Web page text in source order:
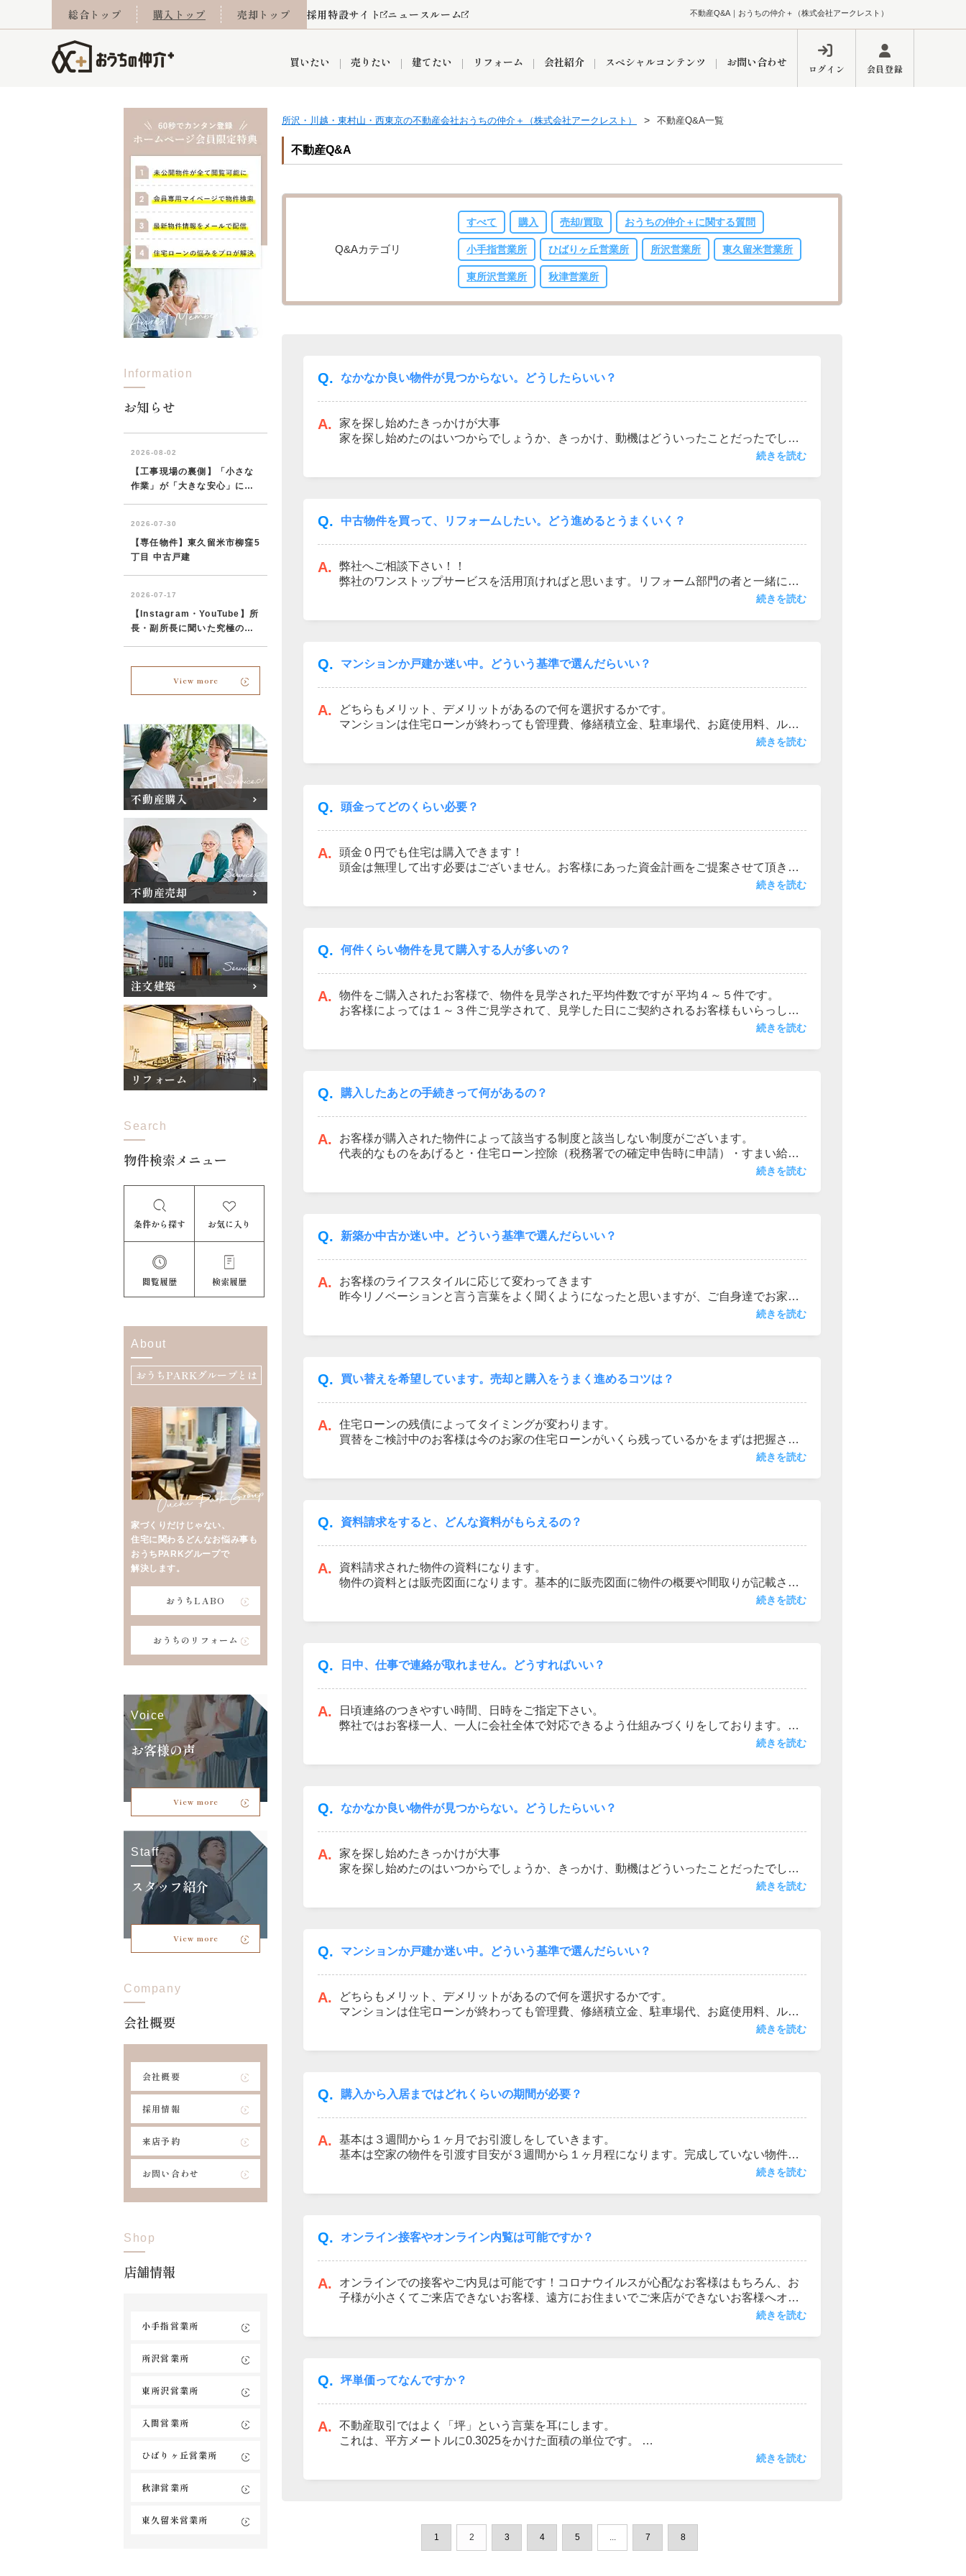
不動産Q&A｜おうちの仲介＋（株式会社アークレスト）
総合トップ 購入トップ 売却トップ 採用特設サイト ニュースルーム
買いたい
町名から探す
当社お預かり物件 グループ会社施工物件 リノベーション済み物件
今月の住宅ローン金利 当社提携金融機関 8代疾病保証付き住宅ローン 団体信用保険 購入するメリット
所沢市 川越市 狭山市 ふじみ野市 富士見市 志木市 新座市 朝霞市
東久留米市
売りたい
売却成功実績
住み替え 離婚 リースバック
西東京市 東久留米市 東村山市 入間市 狭山市 富士見市 新座市 清瀬市 練馬区
建てたい リフォーム
リフォーム事例
会社紹介
採用情報
小手指営業所 所沢営業所 ひばりケ丘営業所 秋津営業所 東久留米営業所
おうちLABO おうちのリフォーム おうちパークグループの強み
スペシャルコンテンツ
おうちパークくらぶ
お問い合わせ
売却査定依頼
ログイン 会員登録
所沢・川越・東村山・西東京の不動産会社おうちの仲介＋（株式会社アークレスト） 不動産Q&A一覧
不動産Q&A
Q&Aカテゴリ
すべて 購入 売却/買取 おうちの仲介＋に関する質問
小手指営業所 ひばりヶ丘営業所 所沢営業所 東久留米営業所
東所沢営業所 秋津営業所
Q. なかなか良い物件が見つからない。どうしたらいい？
A.
家を探し始めたきっかけが大事
家を探し始めたのはいつからでしょうか、きっかけ、動機はどういったことだったでしょ
うか。原点を思い返すことが方向性を決めていくには大切です。又、物件と物件を見比べ
続きを読む
Q. 中古物件を買って、リフォームしたい。どう進めるとうまくいく？
A.
弊社へご相談下さい！！
弊社のワンストップサービスを活用頂ければと思います。リフォーム部門の者と一緒にお
話しをさせて頂きます。住宅ローンとリフォーム代金のローンを一緒に組みたい等のご相
続きを読む
Q. マンションか戸建か迷い中。どういう基準で選んだらいい？
A.
どちらもメリット、デメリットがあるので何を選択するかです。
マンションは住宅ローンが終わっても管理費、修繕積立金、駐車場代、お庭使用料、ルー
フバルコニー使用料等が掛かる代わりに防犯面や外観のお手入れへの意識は少なくて済み
ークレスト 所沢営業所ではマンションと戸建の比較の話からも相談させて頂ておりま
す。お気軽にお問合せ下さい。
続きを読む
Q. 頭金ってどのくらい必要？
A.
頭金０円でも住宅は購入できます！
頭金は無理して出す必要はございません。お客様にあった資金計画をご提案させて頂きま
す。又、契約時の手付金は現金で必要となります。詳細はお気軽にご相談ください。続きを読む
Q. 何件くらい物件を見て購入する人が多いの？
A.
物件をご購入されたお客様で、物件を見学された平均件数ですが 平均４～５件です。
お客様によっては１～３件ご見学されて、見学した日にご契約されるお客様もいらっしゃ
います。一方で１年近く沢山の物件をご見学いただき、ご契約されたお客様もいらっしゃ
続きを読む
Q. 購入したあとの手続きって何があるの？
A.
お客様が購入された物件によって該当する制度と該当しない制度がございます。
代表的なものをあげると・住宅ローン控除（税務署での確定申告時に申請）・すまい給付
金 （すまい給付金窓口での手続き又は、資料の郵送）・次世代住宅ポイント制度（国土
続きを読む
Q. 新築か中古か迷い中。どういう基準で選んだらいい？
A.
お客様のライフスタイルに応じて変わってきます
昨今リノベーションと言う言葉をよく聞くようになったと思いますが、ご自身達でお家の
リノベーションをして好みのお家を作っていくスタイルですと中古物件がオススメです。
続きを読む
Q. 買い替えを希望しています。売却と購入をうまく進めるコツは？
A.
住宅ローンの残債によってタイミングが変わります。
買替をご検討中のお客様は今のお家の住宅ローンがいくら残っているかをまずは把握され
た方がいいです。残りのローンの状況に応じてタイミングが異なります。購入先行ででき
続きを読む
Q. 資料請求をすると、どんな資料がもらえるの？
A.
資料請求された物件の資料になります。
物件の資料とは販売図面になります。基本的に販売図面に物件の概要や間取りが記載され
ております。他に平面図、立面図、配置図、測量図といった資料がございますが、そこま
続きを読む
Q. 日中、仕事で連絡が取れません。どうすればいい？
A.
日頃連絡のつきやすい時間、日時をご指定下さい。
弊社ではお客様一人、一人に会社全体で対応できるよう仕組みづくりをしております。日
時のご指定がない場合は、弊社の感覚でご連絡をしてしまいます。お互いにストレスにな
続きを読む
Q. なかなか良い物件が見つからない。どうしたらいい？
A.
家を探し始めたきっかけが大事
家を探し始めたのはいつからでしょうか、きっかけ、動機はどういったことだったでしょ
うか。原点を思い返すことが方向性を決めていくには大切です。又、物件と物件を見比べ
続きを読む
Q. マンションか戸建か迷い中。どういう基準で選んだらいい？
A.
どちらもメリット、デメリットがあるので何を選択するかです。
マンションは住宅ローンが終わっても管理費、修繕積立金、駐車場代、お庭使用料、ルー
フバルコニー使用料等が掛かる代わりに防犯面や外観のお手入れへの意識は少なくて済み
続きを読む
Q. 購入から入居まではどれくらいの期間が必要？
A.
基本は３週間から１ヶ月でお引渡しをしていきます。
基本は空家の物件を引渡す目安が３週間から１ヶ月程になります。完成していない物件に
関しては完成してから１週間～２週間位が目安となります。例外を言うと色々とありま
続きを読む
Q. オンライン接客やオンライン内覧は可能ですか？
A.
オンラインでの接客やご内見は可能です！コロナウイルスが心配なお客様はもちろん、お
子様が小さくてご来店できないお客様、遠方にお住まいでご来店ができないお客様へオン
ラインでのご対応を行っております！当社では「Zoom」や「ベルフェイス」等、お客様に
続きを読む
Q. 坪単価ってなんですか？
A.
不動産取引ではよく「坪」という言葉を耳にします。
これは、平方メートルに0.3025をかけた面積の単位です。
続きを読む
1 2 3 4 5 ... 7 8
Information
お知らせ
View more
不動産購入
不動産売却
注文建築
リフォーム
Search
物件検索メニュー
条件から探す お気に入り
閲覧履歴 検索履歴
About
おうちPARKグループとは
家づくりだけじゃない、
住宅に関わるどんなお悩み事も
おうちPARKグループで
解決します。
おうちLABO
おうちのリフォーム
Voice
お客様の声
View more
Staff
スタッフ紹介
View more
Company
会社概要
会社概要
採用情報
来店予約
お問い合わせ
Shop
店舗情報
小手指営業所
所沢営業所
東所沢営業所
入間営業所
ひばりヶ丘営業所
秋津営業所
東久留米営業所